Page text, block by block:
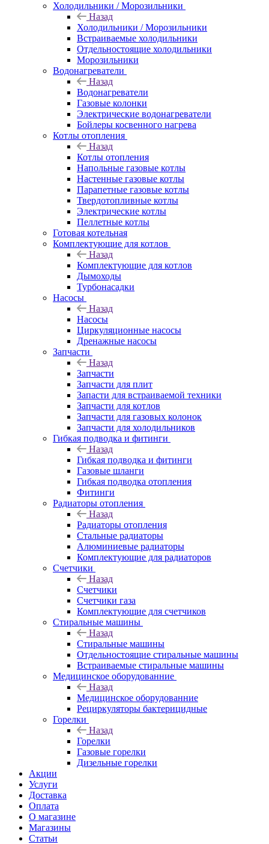
Холодильники / Морозильники
Назад
Холодильники / Морозильники
Встраиваемые холодильники
Отдельностоящие холодильники
Морозильники
Водонагреватели
Назад
Водонагреватели
Газовые колонки
Электрические водонагреватели
Бойлеры косвенного нагрева
Котлы отопления
Назад
Котлы отопления
Напольные газовые котлы
Настенные газовые котлы
Парапетные газовые котлы
Твердотопливные котлы
Электрические котлы
Пеллетные котлы
Готовая котельная
Комплектующие для котлов
Назад
Комплектующие для котлов
Дымоходы
Турбонасадки
Насосы
Назад
Насосы
Циркуляционные насосы
Дренажные насосы
Запчасти
Назад
Запчасти
Запчасти для плит
Запасти для встраиваемой техники
Запчасти для котлов
Запчасти для газовых колонок
Запчасти для холодильников
Гибкая подводка и фитинги
Назад
Гибкая подводка и фитинги
Газовые шланги
Гибкая подводка отопления
Фитинги
Радиаторы отопления
Назад
Радиаторы отопления
Стальные радиаторы
Алюминиевые радиаторы
Комплектующие для радиаторов
Счетчики
Назад
Счетчики
Счетчики газа
Комплектующие для счетчиков
Стиральные машины
Назад
Стиральные машины
Отдельностоящие стиральные машины
Встраиваемые стиральные машины
Медицинское оборудованние
Назад
Медицинское оборудованние
Рециркуляторы бактерицидные
Горелки
Назад
Горелки
Газовые горелки
Дизельные горелки
Акции
Услуги
Доставка
Оплата
О магазине
Магазины
Статьи